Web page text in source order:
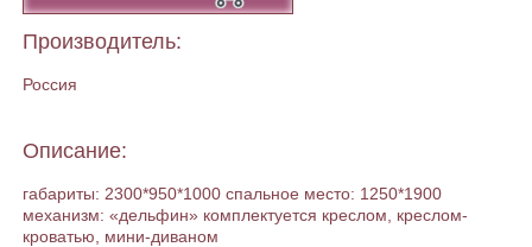
Производитель:
Россия
Описание:
габариты: 2300*950*1000 спальное место: 1250*1900
механизм: «дельфин» комплектуется креслом, креслом-
кроватью, мини-диваном